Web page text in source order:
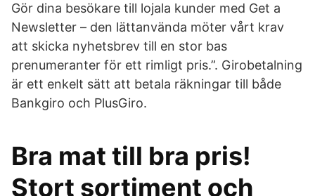
Gör dina besökare till lojala kunder med Get a
Newsletter – den lättanvända möter vårt krav
att skicka nyhetsbrev till en stor bas
prenumeranter för ett rimligt pris.”. Girobetalning
är ett enkelt sätt att betala räkningar till både
Bankgiro och PlusGiro.
Bra mat till bra pris!
Stort sortiment och